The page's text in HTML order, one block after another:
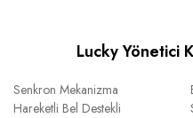
Lucky Yönetici
Senkron Mekanizma
Hareketli Bel Destekli